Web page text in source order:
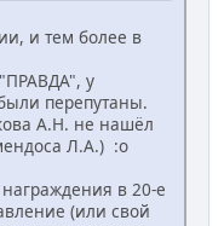
и тем более в
"ПРАВДА", у
перепутаны.
А.Н. не нашёл
Л.А.) :o
в 20-е
(или свой